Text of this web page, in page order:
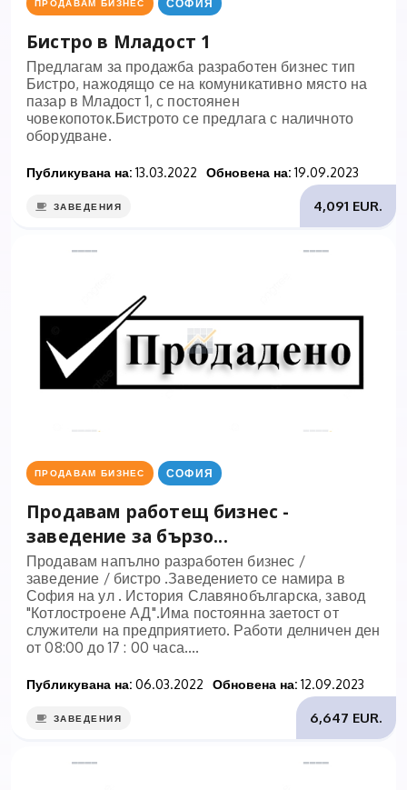
ПРОДАВАМ БИЗНЕС СОФИЯ
Бистро в Младост 1
Предлагам за продажба разработен бизнес тип
Бистро, нажодящо се на комуникативно място на
пазар в Младост 1, с постоянен
човекопоток.Бистрото се предлага с наличното
оборудване.
Публикувана на: 13.03.2022 Обновена на: 19.09.2023
4,091 EUR.
ЗАВЕДЕНИЯ
ПРОДАВАМ БИЗНЕС СОФИЯ
Продавам работещ бизнес -
заведение за бързо...
Продавам напълно разработен бизнес /
заведение / бистро .Заведението се намира в
София на ул . История Славянобългарска, завод
"Котлостроене АД".Има постоянна заетост от
служители на предприятието. Работи делничен ден
от 08:00 до 17 : 00 часа....
Публикувана на: 06.03.2022 Обновена на: 12.09.2023
6,647 EUR.
ЗАВЕДЕНИЯ